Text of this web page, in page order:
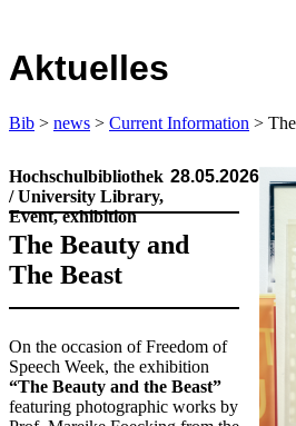
Aktuelles
Bib > news > Current Information >
Hochschulbibliothek
/ University Library,
Event, exhibition
28.05.2026
The Beauty and
The Beast
​​On the occasion of Freedom of
Speech Week, the exhibition
“The Beauty and the Beast”
featuring photographic works by